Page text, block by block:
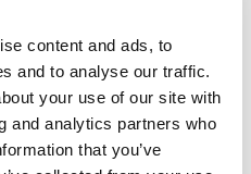
content and ads, to
and to analyse our traffic.
your use of our site with
and analytics partners who
that you’ve